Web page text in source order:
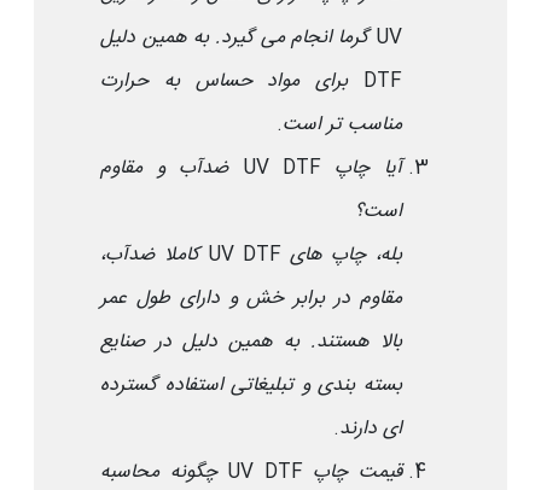
گرما انجام می گیرد. به همین دلیلUV
DTF برای مواد حساس به حرارت
مناسب تر است.
آیا چاپ UV DTF
ضدآب و مقاوم
است؟
بله، چاپ هایUV DTF
کاملا ضدآب،
مقاوم در برابر خش و دارای طول عمر
بالا هستند. به همین دلیل در صنایع
بسته بندی و تبلیغاتی استفاده گسترده
ای دارند.
قیمت چاپ UV DTF
چگونه محاسبه